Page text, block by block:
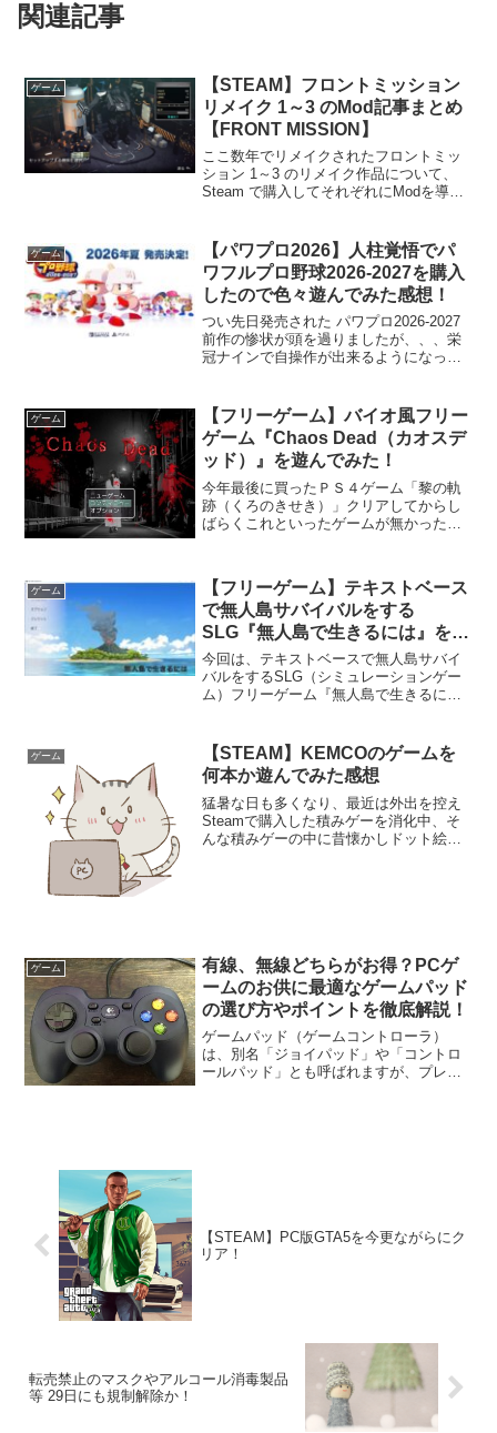
関連記事
ゲーム
【STEAM】フロントミッション
リメイク 1～3 のMod記事まとめ
【FRONT MISSION】
ここ数年でリメイクされたフロントミッ
ション 1～3 のリメイク作品について、
Steam で購入してそれぞれにModを導入
ありますので、詳細はそちらで確認して
みて下さい！...
ゲーム
【パワプロ2026】人柱覚悟でパ
ワフルプロ野球2026-2027を購入
したので色々遊んでみた感想！
つい先日発売された パワプロ2026-2027
前作の惨状が頭を過りましたが、、、栄
冠ナインで自操作が出来るようになった
(;^_^Aとりあえず、サクセス、パワフェ
ス、...
ゲーム
【フリーゲーム】バイオ風フリー
ゲーム『Chaos Dead（カオスデ
ッド）』を遊んでみた！
今年最後に買ったＰＳ４ゲーム「黎の軌
跡（くろのきせき）」クリアしてからし
ばらくこれといったゲームが無かったの
コチラ！「Chaos Dead（カオスデッ
ド）」！！開始画面...
ゲーム
【フリーゲーム】テキストベース
で無人島サバイバルをする
SLG『無人島で生きるには』を遊
んでみた！
今回は、テキストベースで無人島サバイ
バルをするSLG（シミュレーションゲー
ム）フリーゲーム『無人島で生きるに
リー新婚旅行に向かう主人公夫婦。しか
し、唐突に...
ゲーム
【STEAM】KEMCOのゲームを
何本か遊んでみた感想
猛暑な日も多くなり、最近は外出を控え
Steamで購入した積みゲーを消化中、そ
んな積みゲーの中に昔懐かしドット絵風
ゲーム
有線、無線どちらがお得？PCゲ
ームのお供に最適なゲームパッド
の選び方やポイントを徹底解説！
ゲームパッド（ゲームコントローラ）
は、別名「ジョイパッド」や「コントロ
ールパッド」とも呼ばれますが、プレイ
【STEAM】PC版GTA5を今更ながらにク
リア！
転売禁止のマスクやアルコール消毒製品
等 29日にも規制解除か！